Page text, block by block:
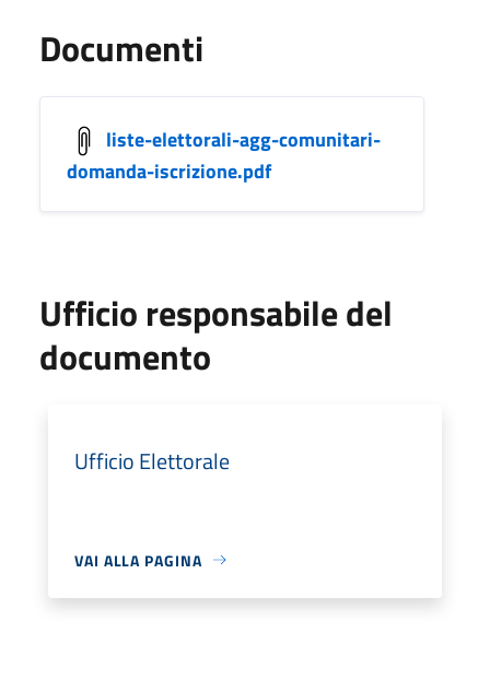
Documenti
liste-elettorali-agg-comunitari-
domanda-iscrizione.pdf
Ufficio responsabile del
documento
Ufficio Elettorale
VAI ALLA PAGINA